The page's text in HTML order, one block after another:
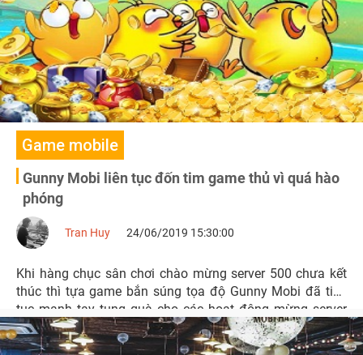
Game mobile
Gunny Mobi liên tục đốn tim game thủ vì quá hào
phóng
Tran Huy 24/06/2019 15:30:00
Khi hàng chục sân chơi chào mừng server 500 chưa kết
thúc thì tựa game bắn súng tọa độ Gunny Mobi đã tiếp
tục mạnh tay tung quà cho các hoạt động mừng server
mới 502, Đẳng cấp thú cưng, Nhiệm vụ hoàng kim, Cường
hóa áo,…